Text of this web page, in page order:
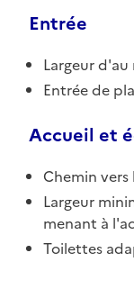
Entrée
Largeur
Entrée de
Accueil et
Chemin
Largeur
menant à
Toilettes